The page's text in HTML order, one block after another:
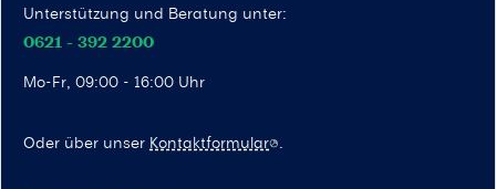
Unterstützung und Beratung unter:
0621 - 392 2200
Mo-Fr, 09:00 - 16:00 Uhr
Oder über unser Kontaktformular .